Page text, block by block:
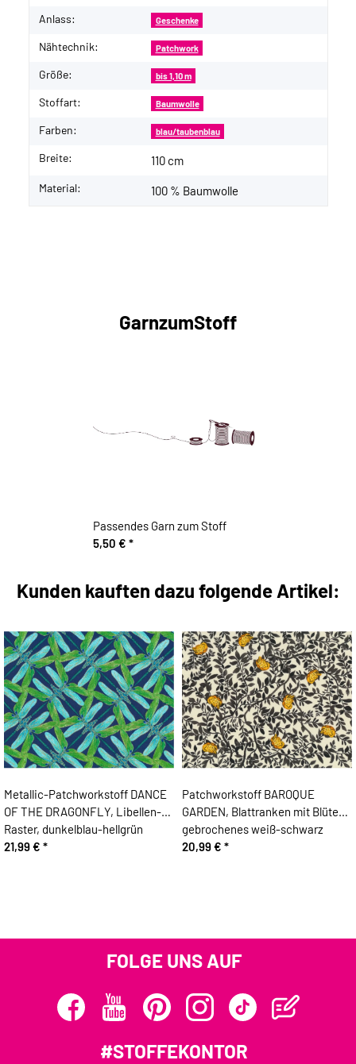
Anlass: Geschenke
Nähtechnik: Patchwork
Größe: bis 1,10 m
Stoffart: Baumwolle
Farben: blau/taubenblau
Breite: 110 cm
Material: 100 % Baumwolle
GarnzumStoff
Passendes Garn zum Stoff
5,50 € *
Kunden kauften dazu folgende Artikel:
Metallic-Patchworkstoff DANCE
OF THE DRAGONFLY, Libellen-
Raster, dunkelblau-hellgrün
21,99 € *
Patchworkstoff BAROQUE
GARDEN, Blattranken mit Blüten,
gebrochenes weiß-schwarz
20,99 € *
FOLGE UNS AUF
#STOFFEKONTOR